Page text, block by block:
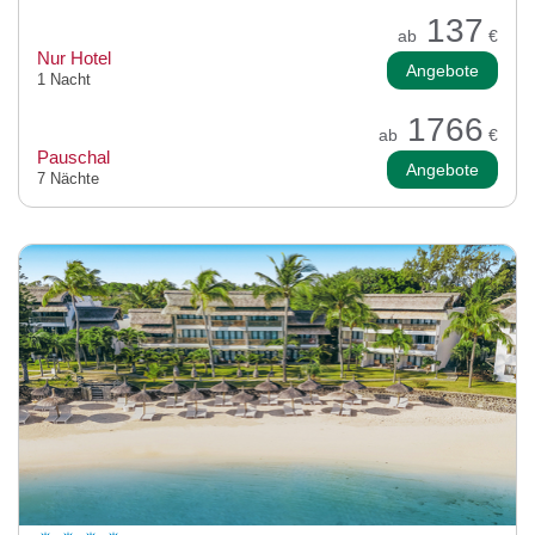
ab 137 €
Nur Hotel
1 Nacht Angebote
ab 1766 €
Pauschal
7 Nächte Angebote